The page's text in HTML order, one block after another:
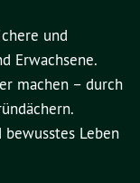
und
Erwachsene.
machen – durch
Leben